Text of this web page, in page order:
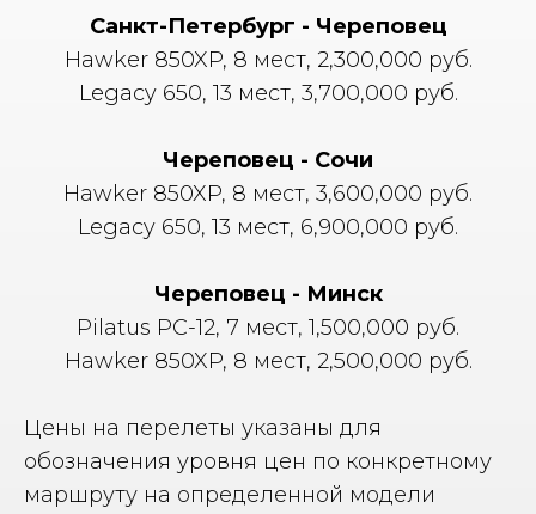
Санкт-Петербург - Череповец
Hawker 850XP, 8 мест, 2,300,000 руб.
Legacy 650, 13 мест, 3,700,000 руб.
Череповец - Сочи
Hawker 850XP, 8 мест, 3,600,000 руб.
Legacy 650, 13 мест, 6,900,000 руб.
Череповец - Минск
Pilatus PC-12, 7 мест, 1,500,000 руб.
Hawker 850XP, 8 мест, 2,500,000 руб.
Цены на перелеты указаны для
обозначения уровня цен по конкретному
маршруту на определенной модели